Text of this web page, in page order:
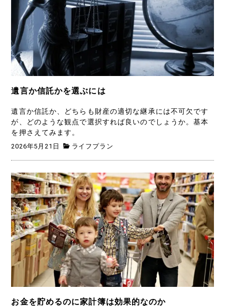
遺言か信託かを選ぶには
遺言か信託か、どちらも財産の適切な継承には不可欠です
が、どのような観点で選択すれば良いのでしょうか。基本
を押さえてみます。
2026年5月21日 ライフプラン
お金を貯めるのに家計簿は効果的なのか